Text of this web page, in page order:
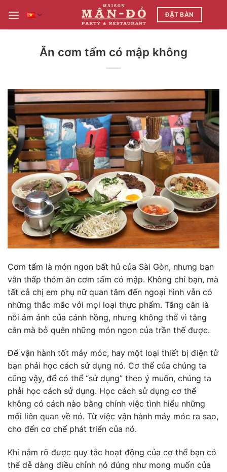
qua
nội
ĐẶT BÀN
Ăn cơm tấm có mập không
Cơm tấm là món ngon bất hủ của Sài Gòn, nhưng bạn
vẫn thấp thỏm ăn cơm tấm có mập. Không chỉ bạn, mà
tất cả chị em phụ nữ quan tâm đến ngoại hình vẫn có
những thắc mắc với mọi loại thực phẩm. Tăng cân là
nỗi ám ảnh của cánh hồng, nhưng không thể vì tăng
cân mà bỏ quên những món ngon của trần thế được.
Để vận hành tốt máy móc, hay một loại thiết bị điện tử
bạn phải học cách sử dụng nó. Cơ thể của chúng ta
cũng vậy, để có thể “sử dụng” theo ý muốn, chúng ta
phải học cách sử dụng. Học cách sử dụng cơ thể
không có cách nào bằng chính việc tình hiểu những
mối liên quan về nó. Từ việc vận hành máy móc ra sao,
cho đến cơ chế phát triển của nó.
Khi nắm rõ được quy tắc hoạt động của cơ thể bạn có
thể dễ dàng điều chỉnh nó đúng như mong muốn của